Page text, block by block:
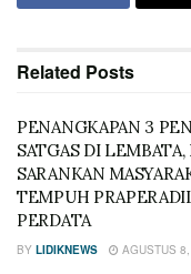
Related Posts
PENANGKAPAN 3
SATGAS DI
SARANKAN
TEMPUH
PERDATA
BY LIDIKNEWS AGUSTUS